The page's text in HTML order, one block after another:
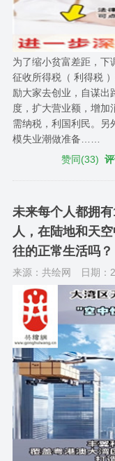
为了缩小贫富差距，下
征收所得税（ 利得税
励大家去创业，自谋出
度，扩大营业额，增加
需纳税，利国利民。另
模失业潮做准备……
赞同(33)
未来每个人都拥
人，在陆地和天
往的正常生活吗？
来源：共绘网 日期：